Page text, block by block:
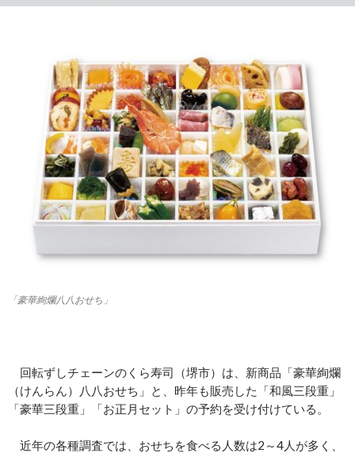
「豪華絢爛八八おせち」
回転ずしチェーンのくら寿司（堺市）は、新商品「豪華絢爛
（けんらん）八八おせち」と、昨年も販売した「和風三段重」
「豪華三段重」「お正月セット」の予約を受け付けている。
近年の各種調査では、おせちを食べる人数は2～4人が多く、